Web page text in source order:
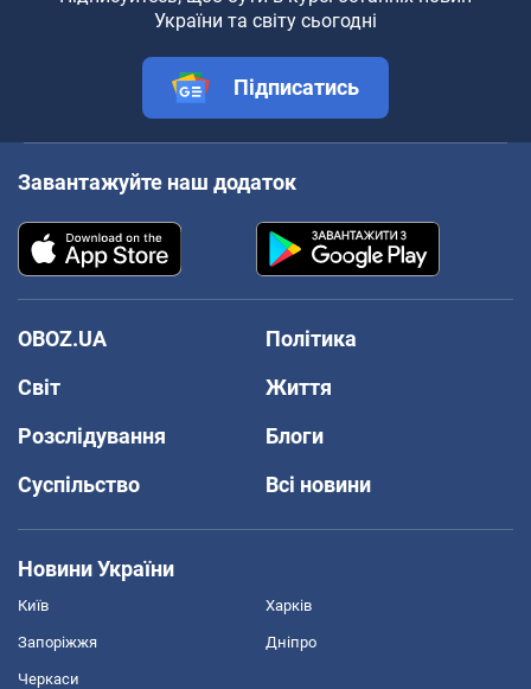
України та світу сьогодні
Підписатись
Завантажуйте наш додаток
OBOZ.UA
Політика
Світ
Життя
Розслідування
Блоги
Суспільство
Всі новини
Новини України
Київ Харків
Запоріжжя Дніпро
Черкаси